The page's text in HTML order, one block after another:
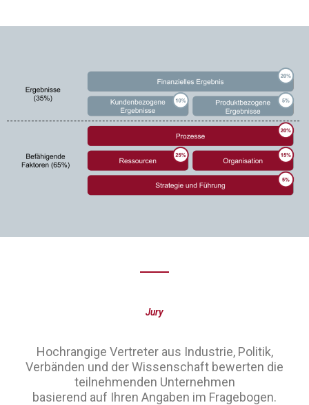
Jury
Hochrangige Vertreter aus Industrie, Politik,
Verbänden und der Wissenschaft bewerten die
teilnehmenden Unternehmen
basierend auf Ihren Angaben im Fragebogen.